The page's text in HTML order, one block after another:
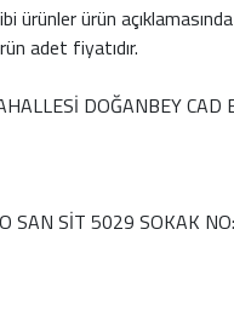
ürün
adet fiyatıdır.
DOĞANBEY CAD
SAN SİT 5029 SOKAK